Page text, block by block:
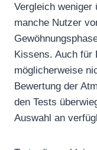
Vergleich weniger
manche Nutzer
Kissens. Auch für
möglicherweise
Bewertung der
den Tests
Auswahl an